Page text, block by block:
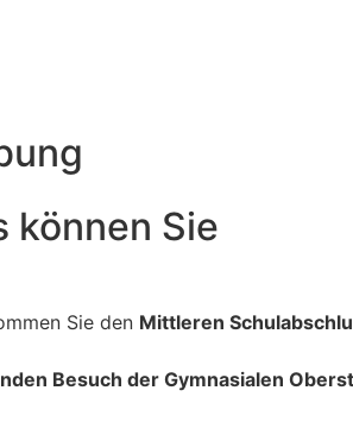
können Sie
Sie den Mittleren
Besuch der Gymnasialen